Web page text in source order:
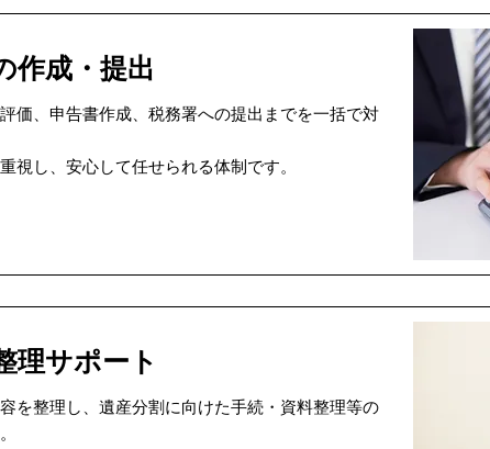
作成・提出
価、申告書作成、税務署への提出までを一括で対
視し、安心して任せられる体制です。
理サポート
を整理し、遺産分割に向けた手続・資料整理等の